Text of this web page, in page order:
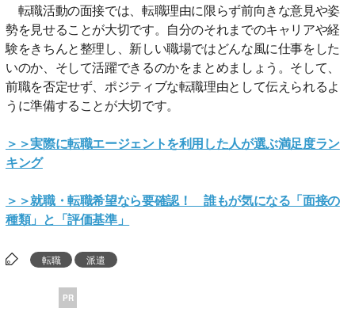
転職活動の面接では、転職理由に限らず前向きな意見や姿
勢を見せることが大切です。自分のそれまでのキャリアや経
験をきちんと整理し、新しい職場ではどんな風に仕事をした
いのか、そして活躍できるのかをまとめましょう。そして、
前職を否定せず、ポジティブな転職理由として伝えられるよ
うに準備することが大切です。
＞＞実際に転職エージェントを利用した人が選ぶ満足度ラン
キング
＞＞就職・転職希望なら要確認！ 誰もが気になる「面接の
種類」と「評価基準」
転職 派遣
PR